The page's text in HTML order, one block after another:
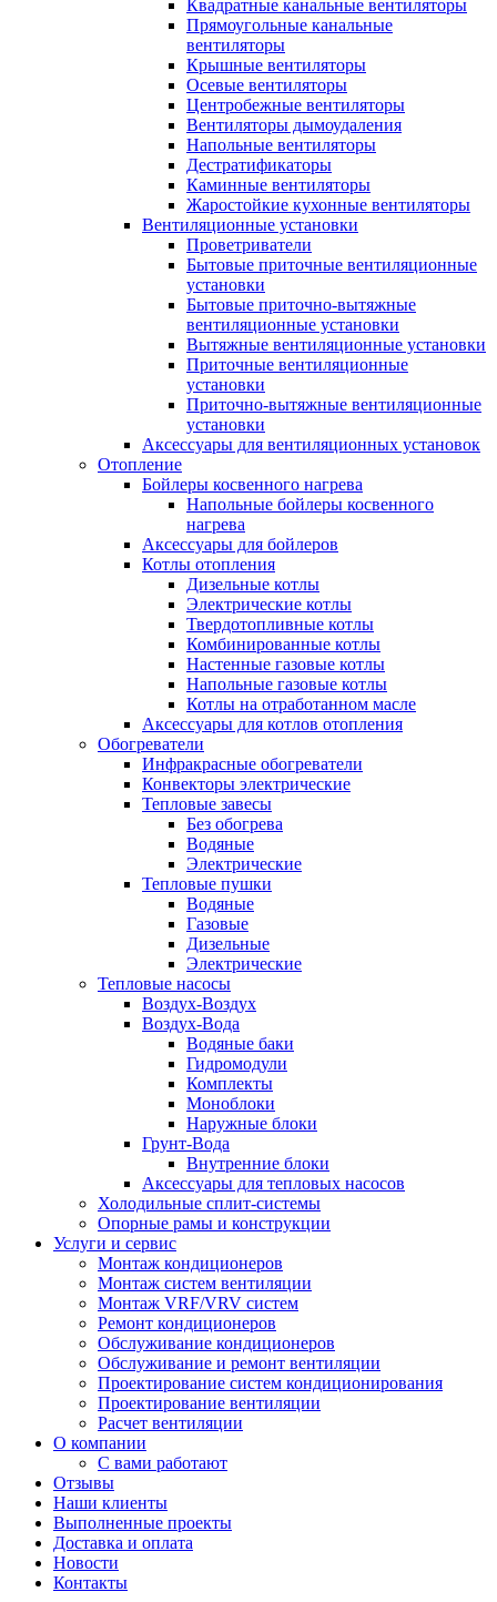
Квадратные канальные вентиляторы
Прямоугольные канальные
вентиляторы
Крышные вентиляторы
Осевые вентиляторы
Центробежные вентиляторы
Вентиляторы дымоудаления
Напольные вентиляторы
Дестратификаторы
Каминные вентиляторы
Жаростойкие кухонные вентиляторы
Вентиляционные установки
Проветриватели
Бытовые приточные вентиляционные
установки
Бытовые приточно-вытяжные
вентиляционные установки
Вытяжные вентиляционные установки
Приточные вентиляционные
установки
Приточно-вытяжные вентиляционные
установки
Аксессуары для вентиляционных установок
Отопление
Бойлеры косвенного нагрева
Напольные бойлеры косвенного
нагрева
Аксессуары для бойлеров
Котлы отопления
Дизельные котлы
Электрические котлы
Твердотопливные котлы
Комбинированные котлы
Настенные газовые котлы
Напольные газовые котлы
Котлы на отработанном масле
Аксессуары для котлов отопления
Обогреватели
Инфракрасные обогреватели
Конвекторы электрические
Тепловые завесы
Без обогрева
Водяные
Электрические
Тепловые пушки
Водяные
Газовые
Дизельные
Электрические
Тепловые насосы
Воздух-Воздух
Воздух-Вода
Водяные баки
Гидромодули
Комплекты
Моноблоки
Наружные блоки
Грунт-Вода
Внутренние блоки
Аксессуары для тепловых насосов
Холодильные сплит-системы
Опорные рамы и конструкции
Услуги и сервис
Монтаж кондиционеров
Монтаж систем вентиляции
Монтаж VRF/VRV систем
Ремонт кондиционеров
Обслуживание кондиционеров
Обслуживание и ремонт вентиляции
Проектирование систем кондиционирования
Проектирование вентиляции
Расчет вентиляции
О компании
С вами работают
Отзывы
Наши клиенты
Выполненные проекты
Доставка и оплата
Новости
Контакты